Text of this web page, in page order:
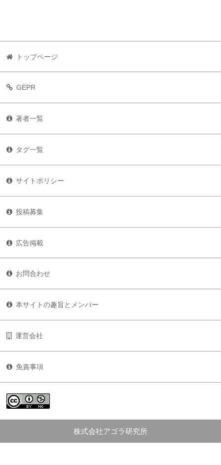
トップページ
GEPR
著者一覧
タグ一覧
サイトポリシー
投稿募集
広告掲載
お問合わせ
本サイトの趣旨とメンバー
運営会社
免責事項
株式会社アゴラ研究所